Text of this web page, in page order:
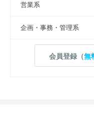
営業系
企画・事務・管理系
会員登録（無